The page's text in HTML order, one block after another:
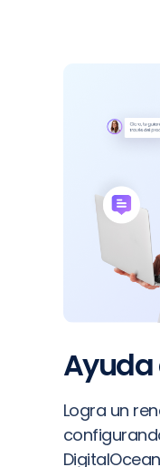
Ayuda
Logra un